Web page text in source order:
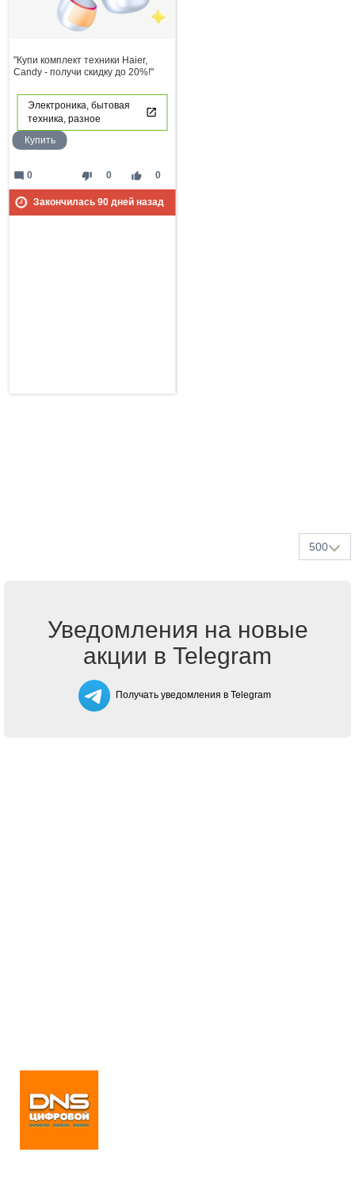
"Купи комплект техники Haier,
Candy - получи скидку до 20%!"
Электроника, бытовая
техника, разное
Купить
thumb_down 0 thumb_up 0
mode_comment 0
Закончилась 90дней назад
500
Уведомления на новые
акции в Telegram
Получать уведомления в Telegram